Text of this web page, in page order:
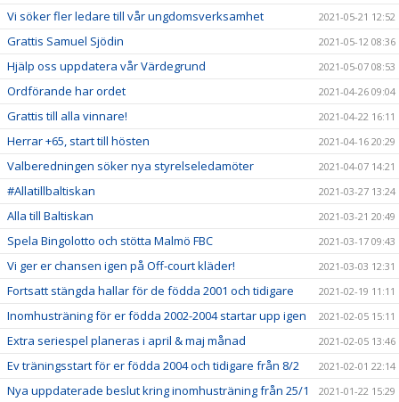
Vi söker fler ledare till vår ungdomsverksamhet 2021-05-21 12:52
Grattis Samuel Sjödin 2021-05-12 08:36
Hjälp oss uppdatera vår Värdegrund 2021-05-07 08:53
Ordförande har ordet 2021-04-26 09:04
Grattis till alla vinnare! 2021-04-22 16:11
Herrar +65, start till hösten 2021-04-16 20:29
Valberedningen söker nya styrelseledamöter 2021-04-07 14:21
#Allatillbaltiskan 2021-03-27 13:24
Alla till Baltiskan 2021-03-21 20:49
Spela Bingolotto och stötta Malmö FBC 2021-03-17 09:43
Vi ger er chansen igen på Off-court kläder! 2021-03-03 12:31
Fortsatt stängda hallar för de födda 2001 och tidigare 2021-02-19 11:11
Inomhusträning för er födda 2002-2004 startar upp igen 2021-02-05 15:11
Extra seriespel planeras i april & maj månad 2021-02-05 13:46
Ev träningsstart för er födda 2004 och tidigare från 8/2 2021-02-01 22:14
Nya uppdaterade beslut kring inomhusträning från 25/1 2021-01-22 15:29